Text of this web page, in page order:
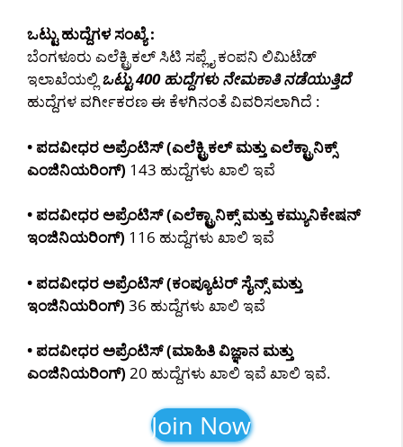
ಒಟ್ಟು ಹುದ್ದೆಗಳ ಸಂಖ್ಯೆ :
ಬೆಂಗಳೂರು ಎಲೆಕ್ಟ್ರಿಕಲ್ ಸಿಟಿ ಸಪ್ಲೈ ಕಂಪನಿ ಲಿಮಿಟೆಡ್
ಇಲಾಖೆಯಲ್ಲಿ ಒಟ್ಟು 400 ಹುದ್ದೆಗಳು ನೇಮಕಾತಿ ನಡೆಯುತ್ತಿದೆ
ಹುದ್ದೆಗಳ ವರ್ಗೀಕರಣ ಈ ಕೆಳಗಿನಂತೆ ವಿವರಿಸಲಾಗಿದೆ :
• ಪದವೀಧರ ಅಪ್ರೆಂಟಿಸ್ (ಎಲೆಕ್ಟ್ರಿಕಲ್ ಮತ್ತು ಎಲೆಕ್ಟ್ರಾನಿಕ್ಸ್
ಎಂಜಿನಿಯರಿಂಗ್) 143 ಹುದ್ದೆಗಳು ಖಾಲಿ ಇವೆ
• ಪದವೀಧರ ಅಪ್ರೆಂಟಿಸ್ (ಎಲೆಕ್ಟ್ರಾನಿಕ್ಸ್ ಮತ್ತು ಕಮ್ಯುನಿಕೇಷನ್
ಇಂಜಿನಿಯರಿಂಗ್) 116 ಹುದ್ದೆಗಳು ಖಾಲಿ ಇವೆ
• ಪದವೀಧರ ಅಪ್ರೆಂಟಿಸ್ (ಕಂಪ್ಯೂಟರ್ ಸೈನ್ಸ್ ಮತ್ತು
ಇಂಜಿನಿಯರಿಂಗ್) 36 ಹುದ್ದೆಗಳು ಖಾಲಿ ಇವೆ
• ಪದವೀಧರ ಅಪ್ರೆಂಟಿಸ್ (ಮಾಹಿತಿ ವಿಜ್ಞಾನ ಮತ್ತು
ಎಂಜಿನಿಯರಿಂಗ್) 20 ಹುದ್ದೆಗಳು ಖಾಲಿ ಇವೆ ಖಾಲಿ ಇವೆ.
Join Now